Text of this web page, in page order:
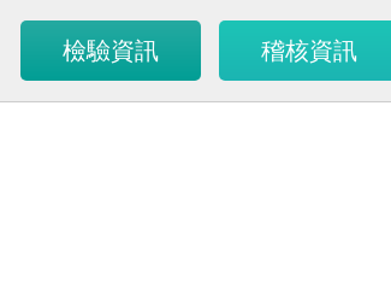
檢驗資訊 稽核資訊